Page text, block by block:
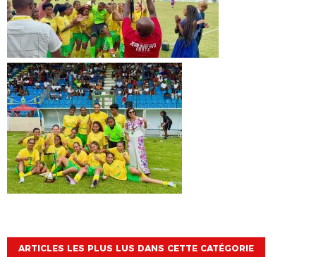
ARTICLES LES PLUS LUS DANS CETTE CATÉGORIE